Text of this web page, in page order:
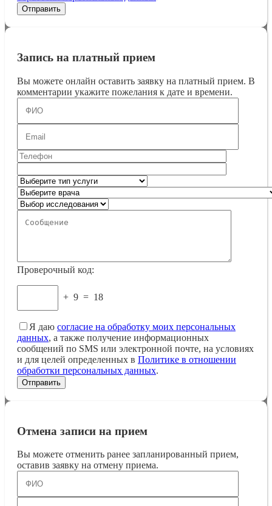
Запись на платный прием
Вы можете онлайн оставить заявку на платный прием. В
комментарии укажите пожелания к дате и времени.
Проверочный код:
+ 9 = 18
Я даю согласие на обработку моих персональных
данных, а также получение информационных
сообщений по SMS или электронной почте, на условиях
и для целей определенных в Политике в отношении
обработки персональных данных.
Отмена записи на прием
Вы можете отменить ранее запланированный прием,
оставив заявку на отмену приема.